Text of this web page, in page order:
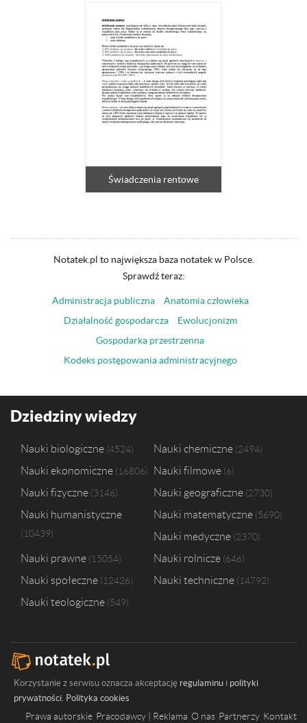
Świadczenia rentowe
Notatek.pl to największa baza notatek w Polsce.
Sprawdź teraz:
Administracja publiczna
Anatomia człowieka
Działalność gospodarcza
Ewolucjonizm
Gospodarka przestrzenna
Kodeks postępowania administracyjnego
Dziedziny wiedzy
Nauki biologiczne 4524 Nauki chemiczne 2494
Nauki ekonomiczne 16806 Nauki filmowe 6
Nauki fizyczne 3146 Nauki geograficzne 2730
Nauki humanistyczne
10439
Nauki matematyczne 5690
Nauki medyczne 2370
Nauki prawne 15054 Nauki rolnicze 646
Nauki społeczne 12426 Nauki techniczne 14792
Nauki teologiczne 549
Korzystanie z serwisu oznacza akceptację regulaminu i polityki
prywatności Polityka cookies
Prawa autorskie Pracodawcy | Reklama O nas Partnerzy Kontakt